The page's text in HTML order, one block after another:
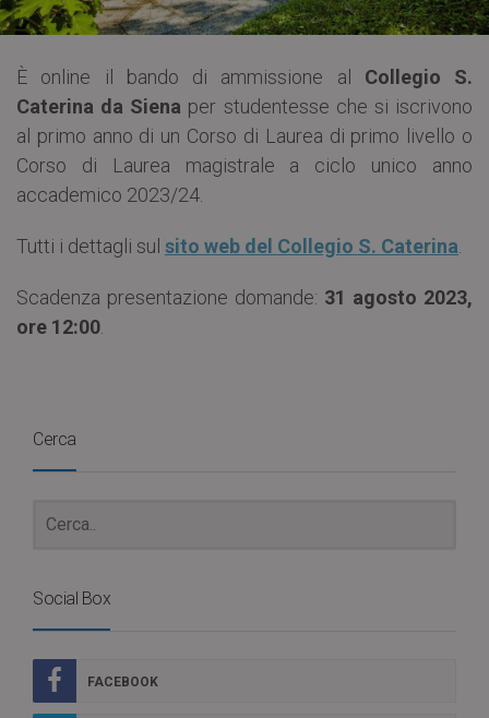
È online il bando di ammissione al Collegio S.
Caterina da Siena per studentesse che si iscrivono
al primo anno di un Corso di Laurea di primo livello o
Corso di Laurea magistrale a ciclo unico anno
accademico 2023/24.
Tutti i dettagli sul sito web del Collegio S. Caterina
Scadenza presentazione domande: 31 agosto 2023,
ore 12:00
Cerca
Social Box
FACEBOOK